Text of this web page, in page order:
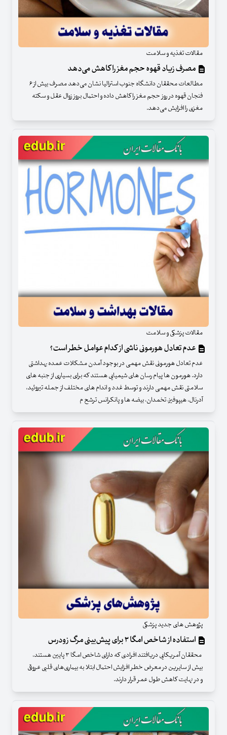
مقالات تغذیه و سلامت
مصرف زیاد قهوه حجم مغز را کاهش می‌دهد
مطالعات محققان دانشگاه جنوب استرالیا نشان می‌دهد مصرف بیش از ۶
فنجان قهوه در روز حجم مغز را کاهش داده و احتمال بروز زوال عقل و سکته
مغزی را افزایش می‌دهد.
مقالات پزشکی و سلامت
عدم تعادل هورمونی ناشی از کدام عوامل خطر است؟
عدم تعادل هورمونی نقش مهمی در بوجود آمدن مشکلات عمده بهداشتی
دارد. هورمون ها پیام رسان های شیمیایی هستند که برای بسیاری از جنبه های
سلامتی نقش مهمی دارند و توسط غدد و اندام های مختلف از جمله تیروئید،
آدرنال، هیپوفیز، تخمدان، بیضه ها و پانکرانس ترشح م
پژوهش های جدید پزشکی
استفاده از شاخص امگا ۳ برای پیش‌بینی مرگ زودرس
محققان آمریکایی دریافتند افرادی که دارای شاخص امگا ۳ پایین هستند،
بیش از سایرین در معرض خطر افزایش احتمال ابتلا به بیماری‌های قلبی عروقی
و در نهایت کاهش طول عمر قرار دارند.